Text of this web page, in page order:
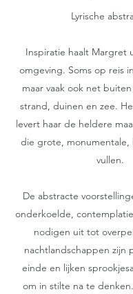
Lyrische
Inspiratie haalt Margret
omgeving. Soms op reis
maar vaak ook net
strand, duinen en zee.
levert haar de heldere
die grote, monumentale,
vullen.
De abstracte
onderkoelde,
nodigen uit tot
nachtlandschappen zijn
einde en lijken
om in stilte na te